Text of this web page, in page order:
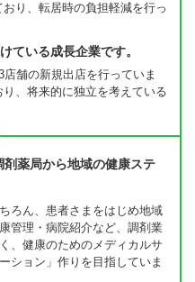
り、転居時の負担軽減を行っ
ている成長企業です。
舗の新規出店を行っていま
、将来的に独立を考えている
薬局から地域の健康ステ
ろん、患者さまをはじめ地域
管理・病院紹介など、調剤業
、健康のためのメディカルサ
ション」作りを目指していま